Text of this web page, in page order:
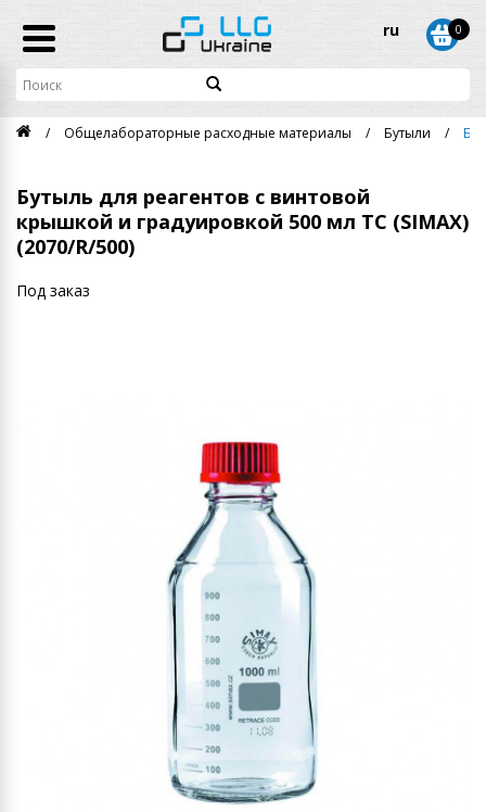
ru 0
Общелабораторные расходные материалы Бутыли
Бутыль для реагентов с винтовой
крышкой и градуировкой 500 мл ТС (SIMAX)
(2070/R/500)
Под заказ